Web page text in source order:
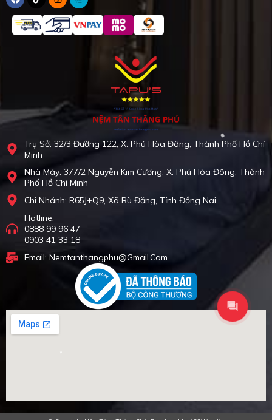
Trụ Sở: 32/3 Đường 122, X. Phú Hòa Đông, Thành Phố Hồ Chí
Minh
Nhà Máy: 377/2 Nguyễn Kim Cương, X. Phú Hòa Đông, Thành
Phố Hồ Chí Minh
Chi Nhánh: R65J+Q9, Xã Bù Đăng, Tỉnh Đồng Nai
Hotline:
0888 99 96 47
0903 41 33 18
Email: Nemtanthangphu@gmail.com